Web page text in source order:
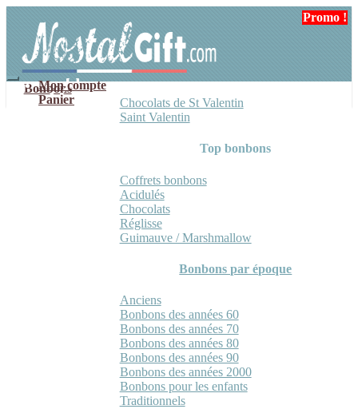
navigation
contenu
Mon compte
Panier
Bonbons
Chocolats de St Valentin
Saint Valentin
Top bonbons
Coffrets bonbons
Acidulés
Chocolats
Réglisse
Guimauve / Marshmallow
Bonbons par époque
Anciens
Bonbons des années 60
Bonbons des années 70
Bonbons des années 80
Bonbons des années 90
Bonbons des années 2000
Bonbons pour les enfants
Traditionnels
Promo !